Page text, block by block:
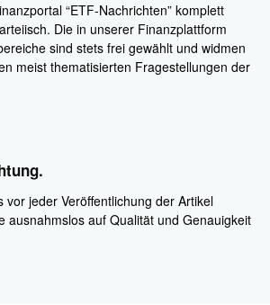
“ETF-Nachrichten” komplett
Die in unserer Finanzplattform
sind stets frei gewählt und widmen
meist thematisierten Fragestellungen der
vor jeder Veröffentlichung der Artikel
ausnahmslos auf Qualität und Genauigkeit